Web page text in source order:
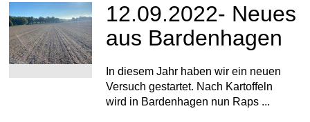
12.09.2022- Neues
aus Bardenhagen
In diesem Jahr haben wir ein neuen
Versuch gestartet. Nach Kartoffeln
wird in Bardenhagen nun Raps ...